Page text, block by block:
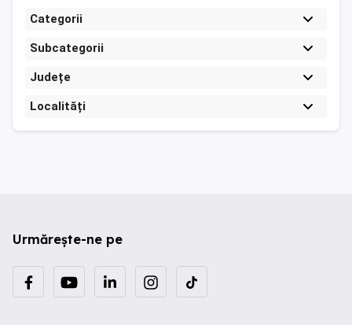
Categorii
Subcategorii
Județe
Localități
Urmărește-ne pe